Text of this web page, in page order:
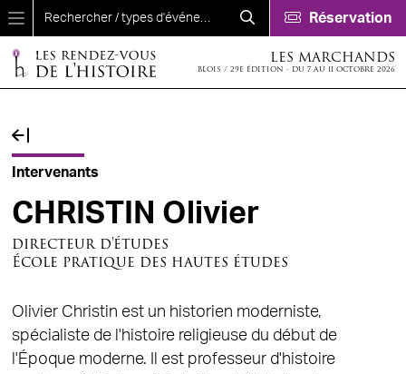
Aller au contenu principal
Réservation
LES MARCHANDS
BLOIS / 29E ÉDITION - DU 7 AU 11 OCTOBRE 2026
Fil d'Ariane
Intervenants
CHRISTIN Olivier
directeur d'études
École pratique des hautes études
Olivier Christin est un historien moderniste,
spécialiste de l'histoire religieuse du début de
l'Époque moderne. Il est professeur d'histoire